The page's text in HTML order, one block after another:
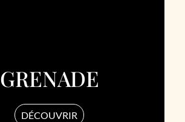
GRENADE
DÉCOUVRIR